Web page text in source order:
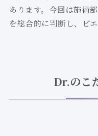
あります。今回は施術
を総合的に判断し、ビ
Dr.のこ